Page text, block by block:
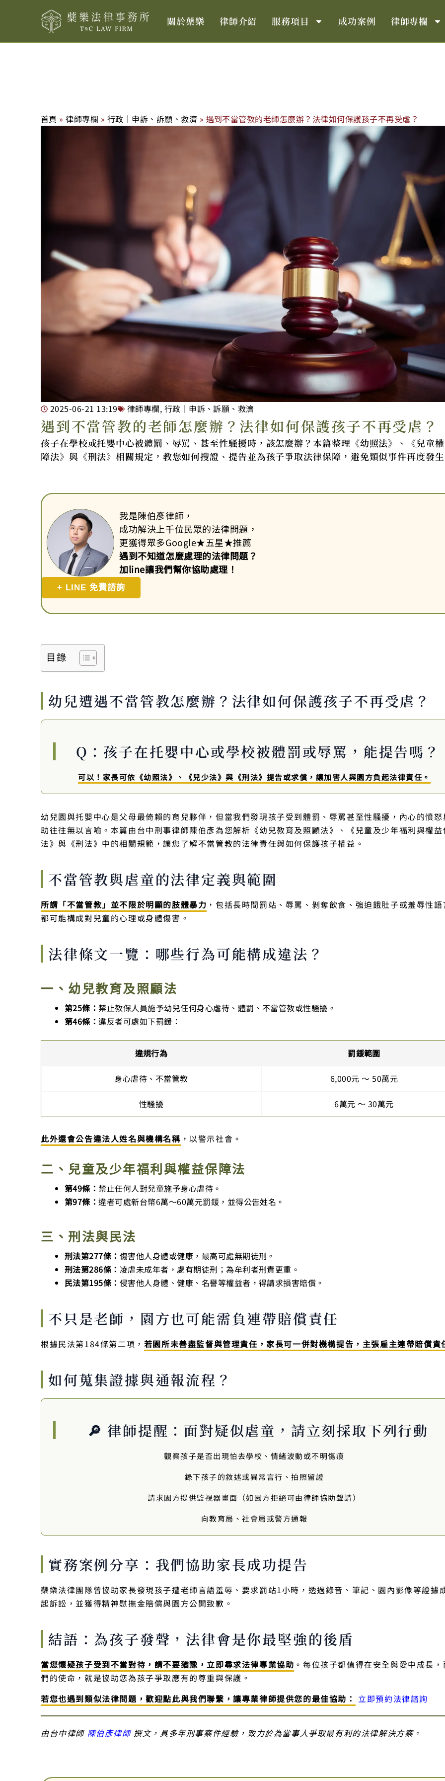
關於蘗樂 律師介紹 服務項目 成功案例 律師專欄
首頁 »律師專欄 » 行政｜申訴、訴願、救濟 » 遇到不當管教的老師怎麼辦？法律如何保護孩子不再受虐？
2025-06-21 13:19 律師專欄, 行政｜申訴、訴願、救濟
遇到不當管教的老師怎麼辦？法律如何保護孩子不再受虐？
孩子在學校或托嬰中心被體罰、辱罵、甚至性騷擾時，該怎麼辦？本篇整理《幼照法》、《兒童
障法》與《刑法》相關規定，教您如何搜證、提告並為孩子爭取法律保障，避免類似事件再度發
我是陳伯彥律師，
成功解決上千位民眾的法律問題，
更獲得眾多Google★五星★推薦
遇到不知道怎麼處理的法律問題？
加line讓我們幫你協助處理！
+ LINE 免費諮詢
目錄
幼兒遭遇不當管教怎麼辦？法律如何保護孩子不再受虐？
Q：孩子在托嬰中心或學校被體罰或辱罵，能提告嗎？
可以！家長可依《幼照法》、《兒少法》與《刑法》提告或求償，讓加害人與園方負起法律責任。
幼兒園與托嬰中心是父母最倚賴的育兒夥伴，但當我們發現孩子受到體罰、辱罵甚至性騷擾，內心的憤
助往往無以言喻。本篇由台中刑事律師陳伯彥為您解析《幼兒教育及照顧法》、《兒童及少年福利與權
法》與《刑法》中的相關規範，讓您了解不當管教的法律責任與如何保護孩子權益。
不當管教與虐童的法律定義與範圍
所謂「不當管教」並不限於明顯的肢體暴力 ，包括長時間罰站、辱罵、剝奪飲食、強迫餓肚子或羞辱性
都可能構成對兒童的心理或身體傷害。
法律條文一覽：哪些行為可能構成違法？
一、幼兒教育及照顧法
第25條：禁止教保人員施予幼兒任何身心虐待、體罰、不當管教或性騷擾。
第46條：違反者可處如下罰鍰：
違規行為 罰鍰範圍
身心虐待、不當管教 6,000元 ～ 50萬元
性騷擾 6萬元 ～ 30萬元
此外還會公告違法人姓名與機構名稱 ，以警示社會。
二、兒童及少年福利與權益保障法
第49條：禁止任何人對兒童施予身心虐待。
第97條：違者可處新台幣6萬～60萬元罰鍰，並得公告姓名。
三、刑法與民法
刑法第277條： 傷害他人身體或健康，最高可處無期徒刑。
刑法第286條： 凌虐未成年者，處有期徒刑；為牟利者刑責更重。
民法第195條： 侵害他人身體、健康、名譽等權益者，得請求損害賠償。
不只是老師，園方也可能需負連帶賠償責任
根據民法第184條第二項， 若園所未善盡監督與管理責任，家長可一併對機構提告，主張雇主連帶賠償責
如何蒐集證據與通報流程？
🔎 律師提醒：面對疑似虐童，請立刻採取下列行動
觀察孩子是否出現怕去學校、情緒波動或不明傷痕
錄下孩子的敘述或異常言行、拍照留證
請求園方提供監視器畫面（如園方拒絕可由律師協助聲請）
向教育局、社會局或警方通報
實務案例分享：我們協助家長成功提告
蘗樂法律團隊曾協助家長發現孩子遭老師言語羞辱、要求罰站1小時，透過錄音、筆記、園內影像等證據
起訴訟，並獲得精神慰撫金賠償與園方公開致歉。
結語：為孩子發聲，法律會是你最堅強的後盾
當您懷疑孩子受到不當對待，請不要猶豫，立即尋求法律專業協助 。每位孩子都值得在安全與愛中成長
們的使命，就是協助您為孩子爭取應有的尊重與保護。
若您也遇到類似法律問題，歡迎點此與我們聯繫，讓專業律師提供您的最佳協助： 立即預約法律諮詢
由台中律師 陳伯彥律師撰文，具多年刑事案件經驗，致力於為當事人爭取最有利的法律解決方案。